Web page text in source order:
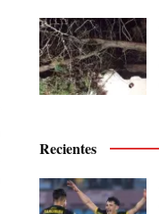
Recientes